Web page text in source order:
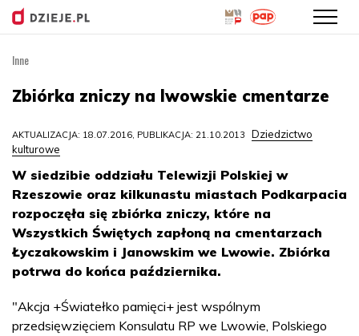
treści
Inne
Zbiórka zniczy na lwowskie cmentarze
AKTUALIZACJA: 18.07.2016, PUBLIKACJA: 21.10.2013
Dziedzictwo
kulturowe
W siedzibie oddziału Telewizji Polskiej w
Rzeszowie oraz kilkunastu miastach Podkarpacia
rozpoczęła się zbiórka zniczy, które na
Wszystkich Świętych zapłoną na cmentarzach
Łyczakowskim i Janowskim we Lwowie. Zbiórka
potrwa do końca października.
"Akcja +Światełko pamięci+ jest wspólnym
przedsięwzięciem Konsulatu RP we Lwowie, Polskiego